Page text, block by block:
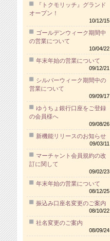
『トクモリッチ』グランド
オープン！
10/12/15
ゴールデンウィーク期間中
の営業について
10/04/22
年末年始の営業について
09/12/21
シルバーウィーク期間中の
営業について
09/09/17
ゆうちょ銀行口座をご登録
の会員様へ
09/08/26
新機能リリースのお知らせ
09/03/11
マーチャント会員規約の改
訂に関して
09/02/23
年末年始の営業について
08/12/25
振込み口座名変更のご案内
08/10/22
社名変更のご案内
08/09/24